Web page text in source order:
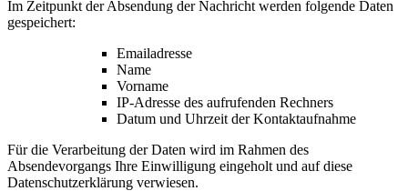
Im Zeitpunkt der Absendung der Nachricht werden folgende Daten
gespeichert:
Emailadresse
Name
Vorname
IP-Adresse des aufrufenden Rechners
Datum und Uhrzeit der Kontaktaufnahme
Für die Verarbeitung der Daten wird im Rahmen des
Absendevorgangs Ihre Einwilligung eingeholt und auf diese
Datenschutzerklärung verwiesen.